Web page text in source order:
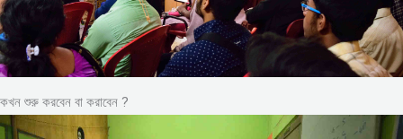
কখন শুরু করবেন বা করাবেন ?